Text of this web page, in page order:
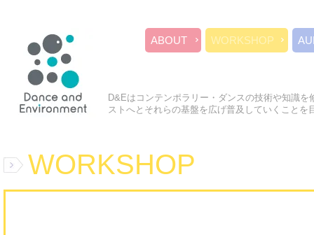
ABOUT WORKSHOP
D&Eはコンテンポラリー・ダンスの技術や知識
ストへとそれらの基盤を広げ普及していくことを
WORKSHOP